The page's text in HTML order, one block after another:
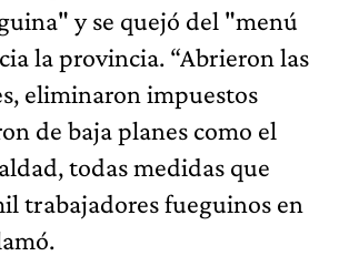
y se quejó del "menú
la provincia. “Abrieron las
eliminaron impuestos
de baja planes como el
todas medidas que
trabajadores fueguinos en